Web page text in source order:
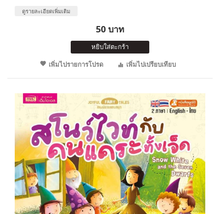
ดูรายละเอียดเพิ่มเติม
50 บาท
หยิบใส่ตะกร้า
เพิ่มไปรายการโปรด
เพิ่มไปเปรียบเทียบ